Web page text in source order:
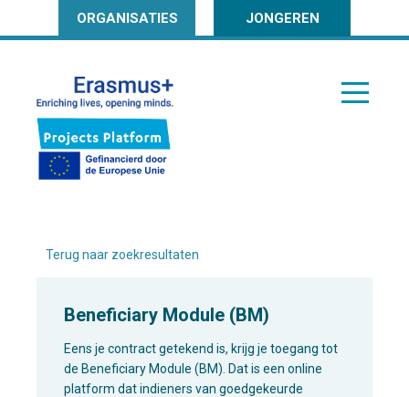
ORGANISATIES JONGEREN
Terug naar zoekresultaten
Beneficiary Module (BM)
Eens je contract getekend is, krijg je toegang tot
de Beneficiary Module (BM). Dat is een online
platform dat indieners van goedgekeurde